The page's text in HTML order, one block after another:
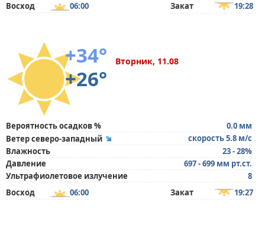
Восход
06:00 Закат 19:28
+34°
+26°
Вторник, 11.08
Вероятность осадков %
0.0 мм
Ветер северо-западный
скорость 5.8 м/с
Влажность
23 - 28%
Давление
697 - 699 мм рт.ст.
Ультрафиолетовое излучение
8
Восход
06:00 Закат 19:27